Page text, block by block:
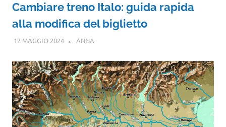
Cambiare treno Italo: guida rapida
alla modifica del biglietto
12 MAGGIO 2024 ANNA